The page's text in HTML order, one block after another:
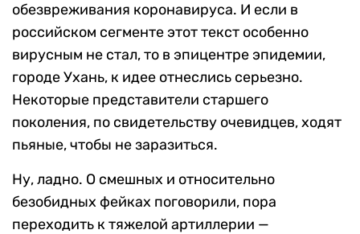
обезвреживания коронавируса. И если в
российском сегменте этот текст особенно
вирусным не стал, то в эпицентре эпидемии,
городе Ухань, к идее отнеслись серьезно.
Некоторые представители старшего
поколения, по свидетельству очевидцев, ходят
пьяные, чтобы не заразиться.
Ну, ладно. О смешных и относительно
безобидных фейках поговорили, пора
переходить к тяжелой артиллерии —